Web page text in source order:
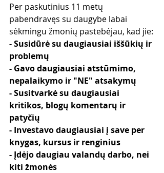
Per paskutinius 11 metų
pabendravęs su daugybe labai
sėkmingu žmonių pastebėjau, kad jie:
- Susidūrė su daugiausiai iššūkių ir
problemų
- Gavo daugiausiai atstūmimo,
nepalaikymo ir "NE" atsakymų
- Susitvarkė su daugiausiai
kritikos, blogų komentarų ir
patyčių
- Investavo daugiausiai į save per
knygas, kursus ir renginius
- Įdėjo daugiau valandų darbo, nei
kiti žmonės